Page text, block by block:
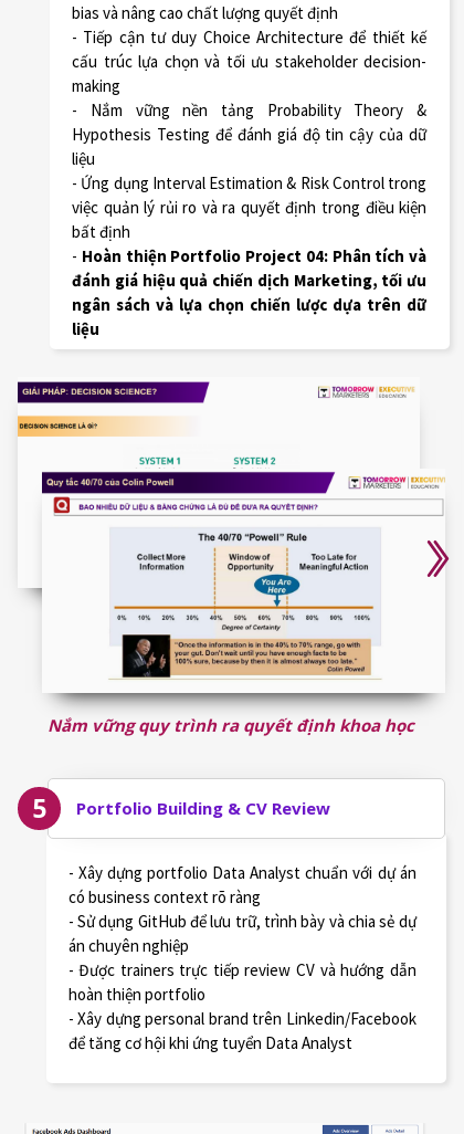
bias và nâng cao chất lượng quyết định
- Tiếp cận tư duy Choice Architecture để thiết kế
cấu trúc lựa chọn và tối ưu stakeholder decision-
making
- Nắm vững nền tảng Probability Theory &
Hypothesis Testing để đánh giá độ tin cậy của dữ
liệu
- Ứng dụng Interval Estimation & Risk Control trong
việc quản lý rủi ro và ra quyết định trong điều kiện
bất định
- Hoàn thiện Portfolio Project 04: Phân tích và
đánh giá hiệu quả chiến dịch Marketing, tối ưu
ngân sách và lựa chọn chiến lược dựa trên dữ
liệu
Nắm vững quy trình ra quyết định khoa học
- Xây dựng portfolio Data Analyst chuẩn với dự án
có business context rõ ràng
- Sử dụng GitHub để lưu trữ, trình bày và chia sẻ dự
án chuyên nghiệp
- Được trainers trực tiếp review CV và hướng dẫn
hoàn thiện portfolio
- Xây dựng personal brand trên Linkedin/Facebook
để tăng cơ hội khi ứng tuyển Data Analyst
Portfolio Building & CV Review
5